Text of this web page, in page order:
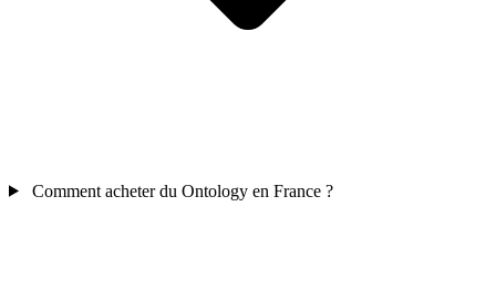
Comment acheter du Ontology en France ?